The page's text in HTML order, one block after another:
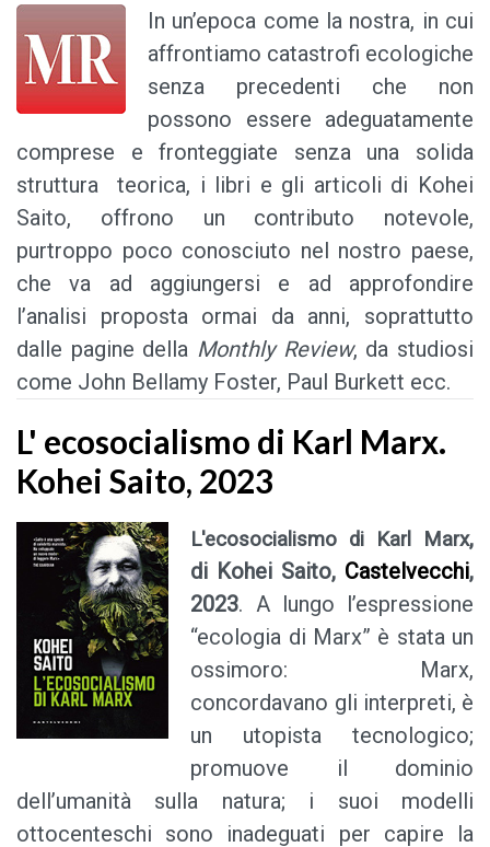
In un’epoca come la nostra, in cui
affrontiamo catastrofi ecologiche
senza precedenti che non
possono essere adeguatamente
comprese e fronteggiate senza una solida
struttura teorica, i libri e gli articoli di Kohei
Saito, offrono un contributo notevole,
purtroppo poco conosciuto nel nostro paese,
che va ad aggiungersi e ad approfondire
l’analisi proposta ormai da anni, soprattutto
dalle pagine della Monthly Review, da studiosi
come John Bellamy Foster, Paul Burkett ecc.
L' ecosocialismo di Karl Marx.
Kohei Saito, 2023
L'ecosocialismo di Karl Marx,
di Kohei Saito, Castelvecchi,
2023. A lungo l’espressione
“ecologia di Marx” è stata un
ossimoro: Marx,
concordavano gli interpreti, è
un utopista tecnologico;
promuove il dominio
dell’umanità sulla natura; i suoi modelli
ottocenteschi sono inadeguati per capire la